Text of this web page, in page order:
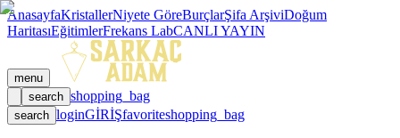
AnasayfaKristallerNiyete GöreBurçlarŞifa ArşiviDoğum
HaritasıEğitimlerFrekans LabCANLI YAYIN
menu
search shopping_bag
search loginGİRİŞfavoriteshopping_bag